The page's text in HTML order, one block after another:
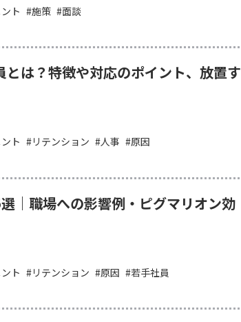
ト 施策 面談
とは？特徴や対応のポイント、放置す
ト リテンション 人事 原因
｜職場への影響例・ピグマリオン効
ト リテンション 原因 若手社員